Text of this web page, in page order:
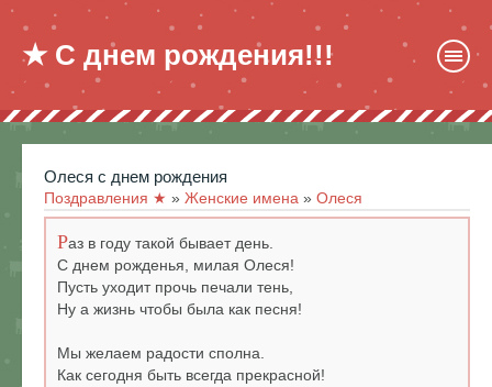
★ С днем рождения!!!
олеся с днем рождения
Поздравления ★ » Женские имена » Олеся
Раз в году такой бывает день.
С днем рожденья, милая Олеся!
Пусть уходит прочь печали тень,
Ну а жизнь чтобы была как песня!
Мы желаем радости сполна.
Как сегодня быть всегда прекрасной!